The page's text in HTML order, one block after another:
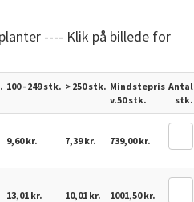
---- Klik på billede for
100 - 249 stk. > 250stk. Mindstepris
v.50 stk.
Antal
stk.
9,60 kr. 7,39 kr. 739,00 kr.
13,01 kr. 10,01 kr. 1001,50 kr.